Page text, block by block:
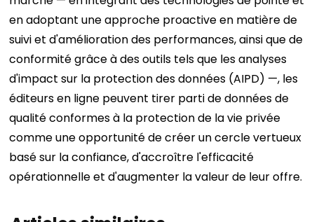
en adoptant une approche proactive en matière de
suivi et d'amélioration des performances, ainsi que de
conformité grâce à des outils tels que les analyses
d'impact sur la protection des données (AIPD) —, les
éditeurs en ligne peuvent tirer parti de données de
qualité conformes à la protection de la vie privée
comme une opportunité de créer un cercle vertueux
basé sur la confiance, d'accroître l'efficacité
opérationnelle et d'augmenter la valeur de leur offre.